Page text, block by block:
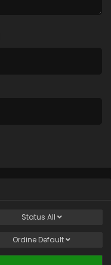
Status All
Ordine Default